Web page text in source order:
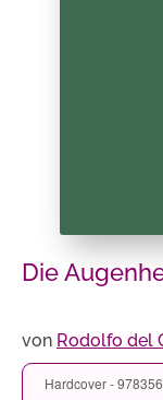
Die
von Rodolfo del
Hardcover -